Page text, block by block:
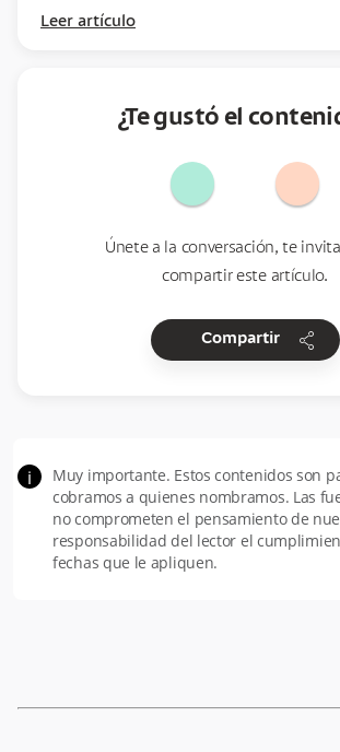
Leer artículo
¿Te gustó el
Únete a la conversación, te
compartir este artículo.
Compartir share
i
Muy importante. Estos contenidos son
cobramos a quienes nombramos. Las
no comprometen el pensamiento de
responsabilidad del lector el
fechas que le apliquen.